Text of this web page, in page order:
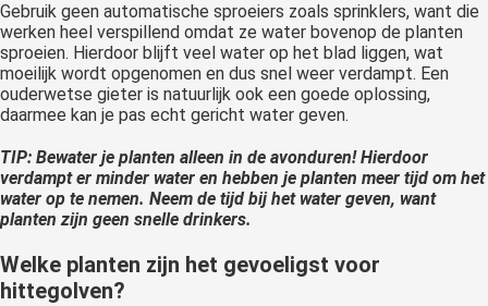
Gebruik geen automatische sproeiers zoals sprinklers, want die
werken heel verspillend omdat ze water bovenop de planten
sproeien. Hierdoor blijft veel water op het blad liggen, wat
moeilijk wordt opgenomen en dus snel weer verdampt. Een
ouderwetse gieter is natuurlijk ook een goede oplossing,
daarmee kan je pas echt gericht water geven.
TIP: Bewater je planten alleen in de avonduren! Hierdoor
verdampt er minder water en hebben je planten meer tijd om het
water op te nemen. Neem de tijd bij het water geven, want
planten zijn geen snelle drinkers.
Welke planten zijn het gevoeligst voor
hittegolven?